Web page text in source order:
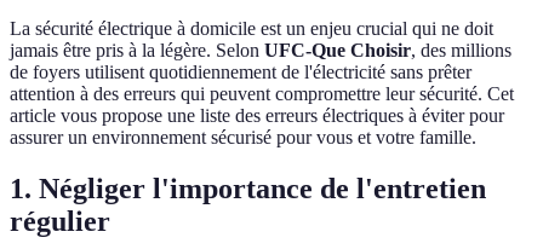
La sécurité électrique à domicile est un enjeu crucial qui ne doit
jamais être pris à la légère. Selon UFC-Que Choisir, des millions
de foyers utilisent quotidiennement de l'électricité sans prêter
attention à des erreurs qui peuvent compromettre leur sécurité. Cet
article vous propose une liste des erreurs électriques à éviter pour
assurer un environnement sécurisé pour vous et votre famille.
1. Négliger l'importance de l'entretien
régulier